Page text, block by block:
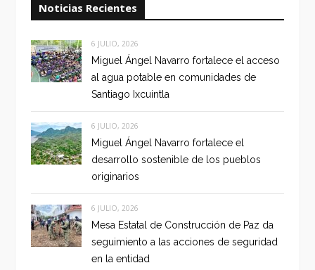
Noticias Recientes
6 JULIO, 2026
Miguel Ángel Navarro fortalece el acceso
al agua potable en comunidades de
Santiago Ixcuintla
6 JULIO, 2026
Miguel Ángel Navarro fortalece el
desarrollo sostenible de los pueblos
originarios
6 JULIO, 2026
Mesa Estatal de Construcción de Paz da
seguimiento a las acciones de seguridad
en la entidad